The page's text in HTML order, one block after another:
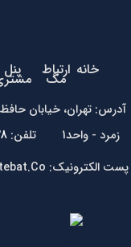
خانه ارتباط
مگ پنل
زمرد - واحد1 تلفن: